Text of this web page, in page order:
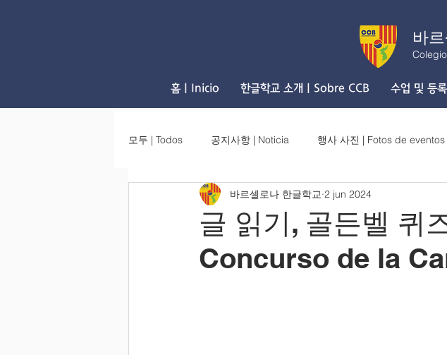
바
홈 | Inicio 한글학교 소개 | Sobre CCB 수업 및 등
모두 | Todos 공지사항 | Noticia 행사 사진 | Fotos de eventos
글 읽기, 골든벨 퀴
Concurso de la
바르셀로나 한글학교 2 jun 2024